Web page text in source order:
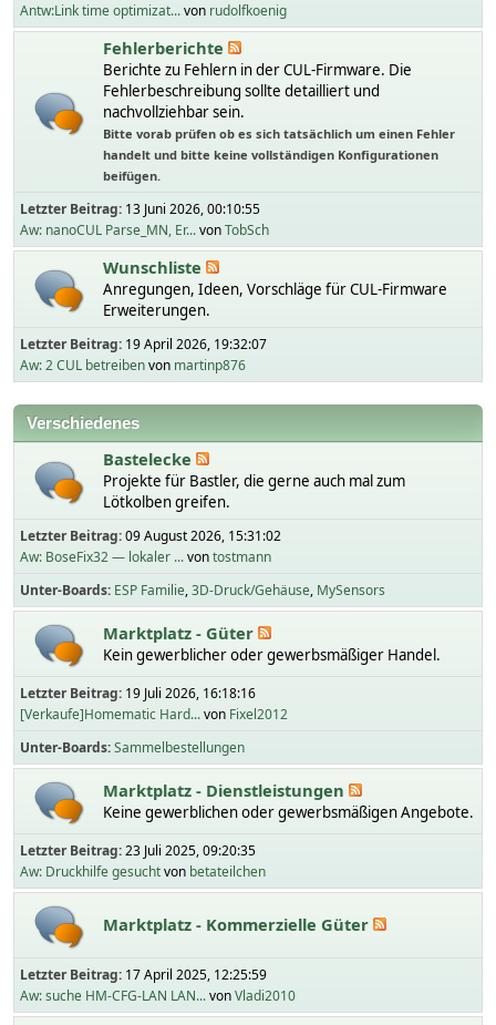
Antw:Link time optimizat...von rudolfkoenig
Fehlerberichte
Berichte zu Fehlern in der CUL-Firmware. Die
Fehlerbeschreibung sollte detailliert und
nachvollziehbar sein.
Bitte vorab prüfen ob es sich tatsächlich um einen Fehler
handelt und bitte keine vollständigen Konfigurationen
beifügen.
Letzter Beitrag: 13 Juni 2026, 00:10:55
Aw: nanoCUL Parse_MN, Er...vonTobSch
Wunschliste
Anregungen, Ideen, Vorschläge für CUL-Firmware
Erweiterungen.
Letzter Beitrag: 19 April 2026, 19:32:07
Aw: 2 CUL betreibenvon martinp876
Verschiedenes
Bastelecke
Projekte für Bastler, die gerne auch mal zum
Lötkolben greifen.
Letzter Beitrag:09 August 2026, 15:31:02
Aw: BoseFix32 — lokaler ...vontostmann
Unter-Boards ESP Familie 3D-Druck/Gehäuse MySensors
Marktplatz - Güter
Kein gewerblicher oder gewerbsmäßiger Handel.
Letzter Beitrag: 19 Juli 2026, 16:18:16
[Verkaufe]Homematic Hard...von Fixel2012
Unter-Boards Sammelbestellungen
Marktplatz - Dienstleistungen
Keine gewerblichen oder gewerbsmäßigen Angebote.
Letzter Beitrag:23 Juli 2025, 09:20:35
Aw: Druckhilfe gesuchtvon betateilchen
Marktplatz - Kommerzielle Güter
Letzter Beitrag: 17 April 2025, 12:25:59
Aw: suche HM-CFG-LAN LAN...vonVladi2010